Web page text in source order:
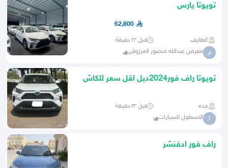
تويوتا يارس
62,800
الطايف قبل ٢٢ دقيقة
م معرض عبدالله منصور المرزوقي
تويوتا راف فور2024دبل اقل سعر للكاش
جده قبل ٢٣ دقيقة
ا الاسطول للسيارات
راف فور ادفنشر